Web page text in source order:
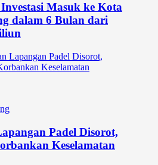
Masuk ke Kota
dalam 6 Bulan dari
Padel Disorot,
Keselamatan